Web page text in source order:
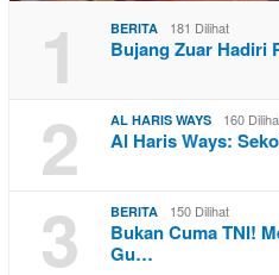
1 BERITA 181 Dilihat
Bujang Zuar Hadiri
2 AL HARIS WAYS 160
Al Haris Ways:
3 BERITA 150 Dilihat
Bukan Cuma TNI!
Gu…